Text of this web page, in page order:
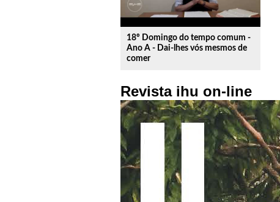
18º Domingo do tempo comum -
Ano A - Dai-lhes vós mesmos de
comer
Revista ihu on-line